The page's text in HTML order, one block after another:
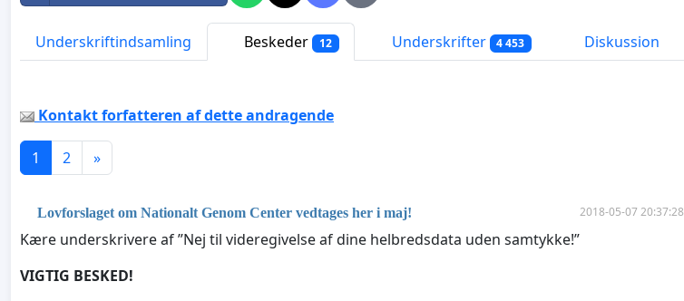
Underskriftindsamling Beskeder 12 Underskrifter 4 453 Diskussion
Kontakt forfatteren af dette andragende
1 2 »
Lovforslaget om Nationalt Genom Center vedtages her i maj! 2018-05-07 20:37:28
Kære underskrivere af ”Nej til videregivelse af dine helbredsdata uden samtykke!”
VIGTIG BESKED!